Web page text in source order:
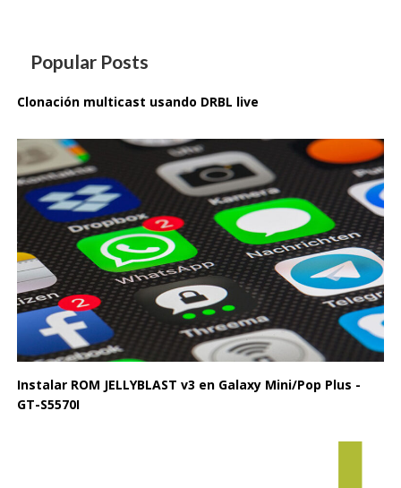
Popular Posts
Clonación multicast usando DRBL live
Instalar ROM JELLYBLAST v3 en Galaxy Mini/Pop Plus -
GT-S5570I